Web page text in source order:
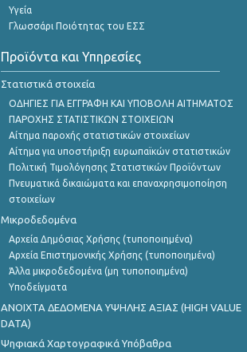
Υγεία
Γλωσσάρι Ποιότητας του ΕΣΣ
Προϊόντα και Υπηρεσίες
Στατιστικά στοιχεία
ΟΔΗΓΙΕΣ ΓΙΑ ΕΓΓΡΑΦΗ ΚΑΙ ΥΠΟΒΟΛΗ ΑΙΤΗΜΑΤΟΣ
ΠΑΡΟΧΗΣ ΣΤΑΤΙΣΤΙΚΩΝ ΣΤΟΙΧΕΙΩΝ
Αίτημα παροχής στατιστικών στοιχείων
Αίτημα για υποστήριξη ευρωπαϊκών στατιστικών
Πολιτική Τιμολόγησης Στατιστικών Προϊόντων
Πνευματικά δικαιώματα και επαναχρησιμοποίηση
στοιχείων
Μικροδεδομένα
Αρχεία Δημόσιας Χρήσης (τυποποιημένα)
Αρχεία Επιστημονικής Χρήσης (τυποποιημένα)
Άλλα μικροδεδομένα (μη τυποποιημένα)
Υποδείγματα
ANOIXTA ΔΕΔΟΜΕΝΑ ΥΨΗΛΗΣ ΑΞΙΑΣ (HIGH VALUE
DATA)
Ψηφιακά Χαρτογραφικά Υπόβαθρα